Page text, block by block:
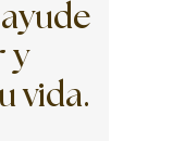
y
vida.